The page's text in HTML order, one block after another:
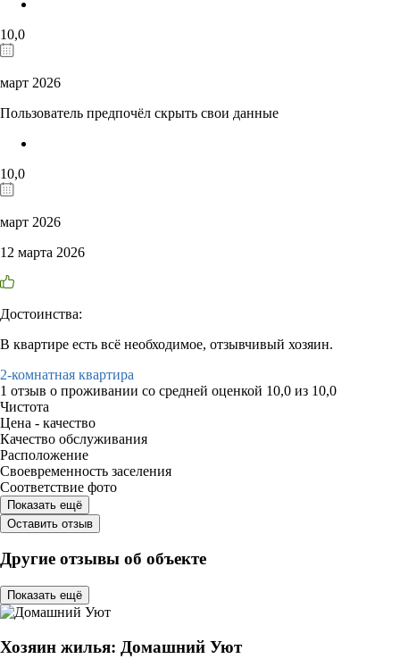
10,0
март 2026
Пользователь предпочёл скрыть свои данные
10,0
март 2026
12 марта 2026
Достоинства:
В квартире есть всё необходимое, отзывчивый хозяин.
2-комнатная квартира
1 отзыв о проживании со средней оценкой 10,0 из 10,0
Чистота
Цена - качество
Качество обслуживания
Расположение
Своевременность заселения
Соответствие фото
Показать ещё
Оставить отзыв
Другие отзывы об объекте
Показать ещё
Хозяин жилья: Домашний Уют